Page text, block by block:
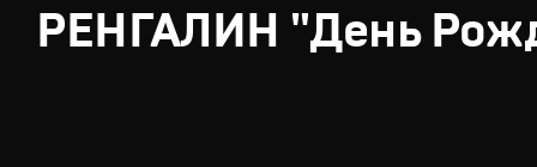
РЕНГАЛИН "День